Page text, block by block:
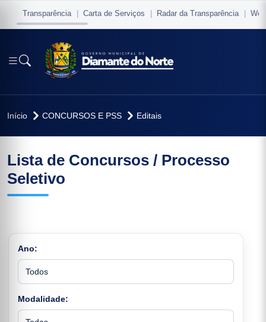
Transparência Carta de Serviços Radar da Transparência
Início CONCURSOS E PSS Editais
Lista de Concursos / Processo
Seletivo
Ano:
Modalidade: